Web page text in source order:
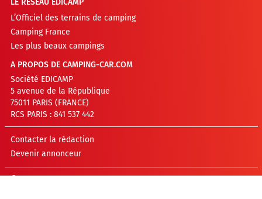
LE RÉSEAU EDICAMP
L’Officiel des terrains de camping
Camping France
Les plus beaux campings
A PROPOS DE CAMPING-CAR.COM
Société EDICAMP
5 avenue de la République
75011 PARIS (FRANCE)
RCS PARIS : 841 537 442
Contacter la rédaction
Devenir annonceur
©EDICAMP 2026